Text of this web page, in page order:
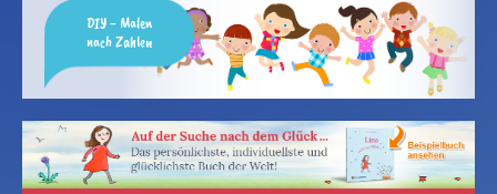
DIY - Malen
nach Zahlen